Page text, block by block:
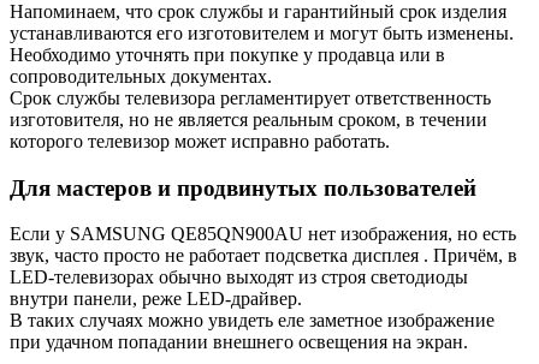
Напоминаем, что срок службы и гарантийный срок изделия
устанавливаются его изготовителем и могут быть изменены.
Необходимо уточнять при покупке у продавца или в
сопроводительных документах.
Срок службы телевизора регламентирует ответственность
изготовителя, но не является реальным сроком, в течении
которого телевизор может исправно работать.
Для мастеров и продвинутых пользователей
Если у SAMSUNG QE85QN900AU нет изображения, но есть
звук, часто просто не работает подсветка дисплея . Причём, в
LED-телевизорах обычно выходят из строя светодиоды
внутри панели, реже LED-драйвер.
В таких случаях можно увидеть еле заметное изображение
при удачном попадании внешнего освещения на экран.